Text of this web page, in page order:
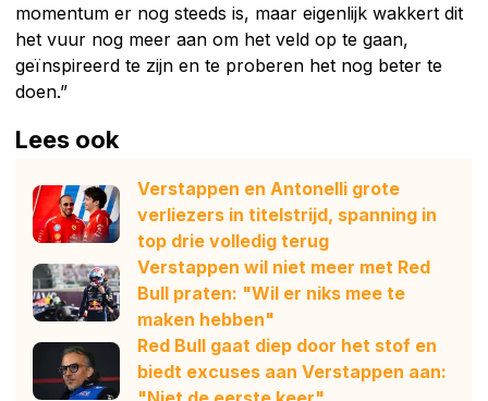
momentum er nog steeds is, maar eigenlijk wakkert dit
het vuur nog meer aan om het veld op te gaan,
geïnspireerd te zijn en te proberen het nog beter te
doen.”
Lees ook
Verstappen en Antonelli grote
verliezers in titelstrijd, spanning in
top drie volledig terug
Verstappen wil niet meer met Red
Bull praten: "Wil er niks mee te
maken hebben"
Red Bull gaat diep door het stof en
biedt excuses aan Verstappen aan: